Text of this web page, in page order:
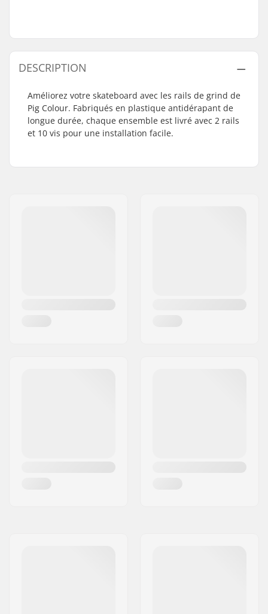
DESCRIPTION
Améliorez votre skateboard avec les rails de grind de
Pig Colour. Fabriqués en plastique antidérapant de
longue durée, chaque ensemble est livré avec 2 rails
et 10 vis pour une installation facile.